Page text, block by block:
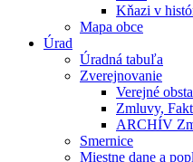
Kňazi v
Mapa obce
Úrad
Úradná tabuľa
Zverejnovanie
Verejné
Zmluvy,
ARCHÍV
Smernice
Miestne dane a